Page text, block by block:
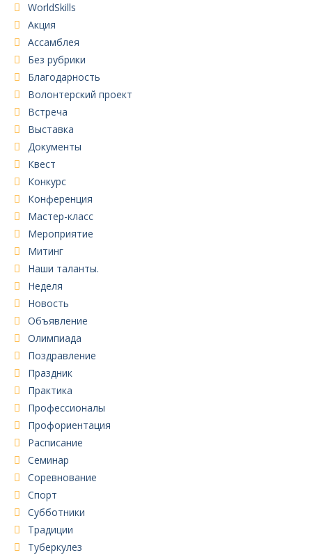
WorldSkills
Акция
Ассамблея
Без рубрики
Благодарность
Волонтерский проект
Встреча
Выставка
Документы
Квест
Конкурс
Конференция
Мастер-класс
Мероприятие
Митинг
Наши таланты.
Неделя
Новость
Объявление
Олимпиада
Поздравление
Праздник
Практика
Профессионалы
Профориентация
Расписание
Семинар
Соревнование
Спорт
Субботники
Традиции
Туберкулез